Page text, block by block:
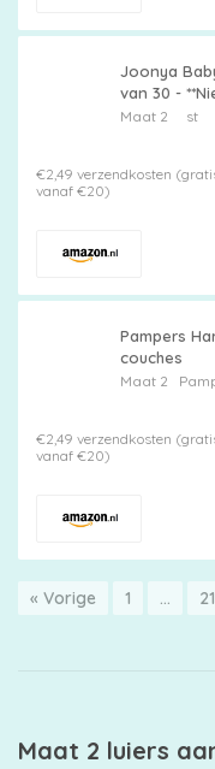
Joonya
van 30 -
Maat 2 st
€2,49 verzendkosten
vanaf €20)
Pampers
couches
Maat 2
€2,49 verzendkosten
vanaf €20)
« Vorige 1 … 21
Maat 2 luiers